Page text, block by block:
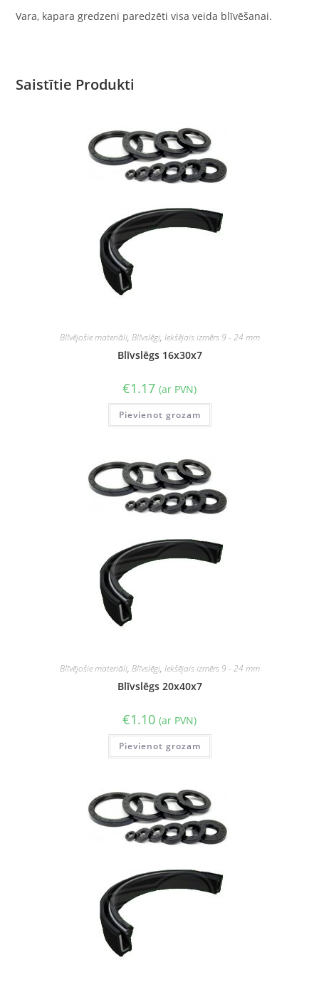
Vara, kapara gredzeni paredzēti visa veida blīvēšanai.
Saistītie Produkti
Blīvējošie materiāli, Blīvslēgi, Iekšējais izmērs 9 - 24 mm
Blīvslēgs 16x30x7
€1.17 (ar PVN)
Pievienot grozam
Blīvējošie materiāli, Blīvslēgi, Iekšējais izmērs 9 - 24 mm
Blīvslēgs 20x40x7
€1.10 (ar PVN)
Pievienot grozam